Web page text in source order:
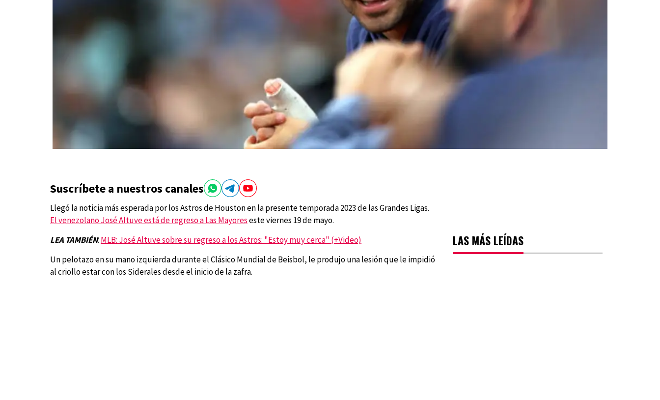
Suscríbete a nuestros canales
Llegó la noticia más esperada por los Astros de Houston en la presente temporada 2023 de las Grandes Ligas.
El venezolano José Altuve está de regreso a Las Mayoreseste viernes 19 de mayo.
LEA TAMBIÉN: MLB: José Altuve sobre su regreso a los Astros: "Estoy muy cerca" (+Video)
Un pelotazo en su mano izquierda durante el Clásico Mundial de Beisbol, le produjo una lesión que le impidió
al criollo estar con los Siderales desde el inicio de la zafra.
LAS MÁS LEÍDAS